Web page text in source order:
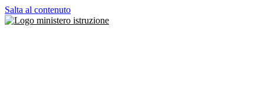
Salta al contenuto